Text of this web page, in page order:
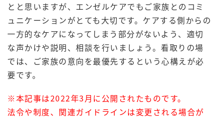
とと思いますが、エンゼルケアでもご家族とのコミ
ュニケーションがとても大切です。ケアする側からの
一方的なケアになってしまう部分がないよう、適切
な声かけや説明、相談を行いましょう。看取りの場
では、ご家族の意向を最優先するという心構えが必
要です。
※本記事は2022年3月に公開されたものです。
法令や制度、関連ガイドラインは変更される場合が